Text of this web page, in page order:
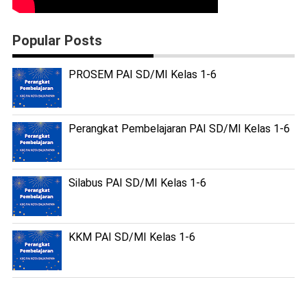
Popular Posts
PROSEM PAI SD/MI Kelas 1-6
Perangkat Pembelajaran PAI SD/MI Kelas 1-6
Silabus PAI SD/MI Kelas 1-6
KKM PAI SD/MI Kelas 1-6